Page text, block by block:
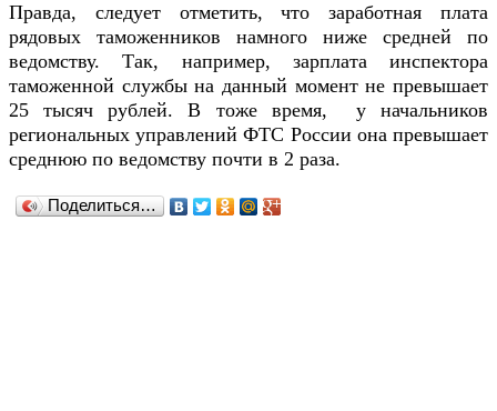
Правда, следует отметить, что заработная плата
рядовых таможенников намного ниже средней по
ведомству. Так, например, зарплата инспектора
таможенной службы на данный момент не превышает
25 тысяч рублей. В тоже время, у начальников
региональных управлений ФТС России она превышает
среднюю по ведомству почти в 2 раза.
Поделиться…